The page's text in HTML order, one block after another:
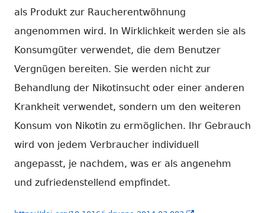
als Produkt zur Raucherentwöhnung
angenommen wird. In Wirklichkeit werden sie als
Konsumgüter verwendet, die dem Benutzer
Vergnügen bereiten. Sie werden nicht zur
Behandlung der Nikotinsucht oder einer anderen
Krankheit verwendet, sondern um den weiteren
Konsum von Nikotin zu ermöglichen. Ihr Gebrauch
wird von jedem Verbraucher individuell
angepasst, je nachdem, was er als angenehm
und zufriedenstellend empfindet.